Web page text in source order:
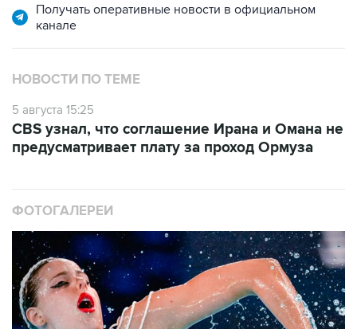
Получать оперативные новости в официальном
канале
НОВОСТИ ПО ТЕМЕ
5 августа 15:25
CBS узнал, что соглашение Ирана и Омана не
предусматривает плату за проход Ормуза
ФОТОГАЛЕРЕИ